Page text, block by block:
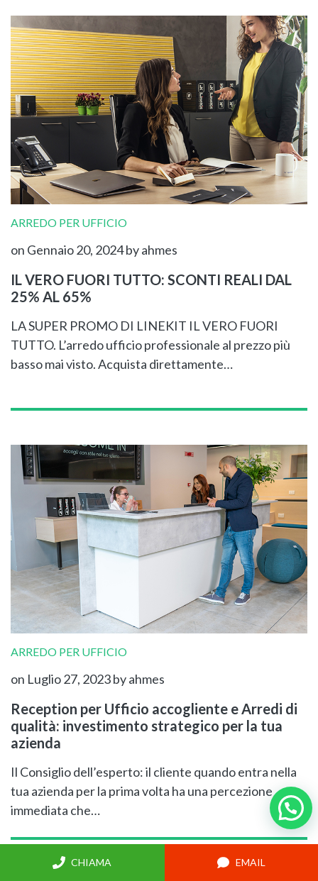
CHIAMA EMAIL
ARREDO PER UFFICIO
on Gennaio 20, 2024by ahmes
IL VERO FUORI TUTTO: SCONTI REALI DAL
25% AL 65%
LA SUPER PROMO DI LINEKIT IL VERO FUORI
TUTTO. L’arredo ufficio professionale al prezzo più
basso mai visto. Acquista direttamente…
ARREDO PER UFFICIO
on Luglio 27, 2023by ahmes
Reception per Ufficio accogliente e Arredi di
qualità: investimento strategico per la tua
azienda
Il Consiglio dell’esperto: il cliente quando entra nella
tua azienda per la prima volta ha una percezione
immediata che…